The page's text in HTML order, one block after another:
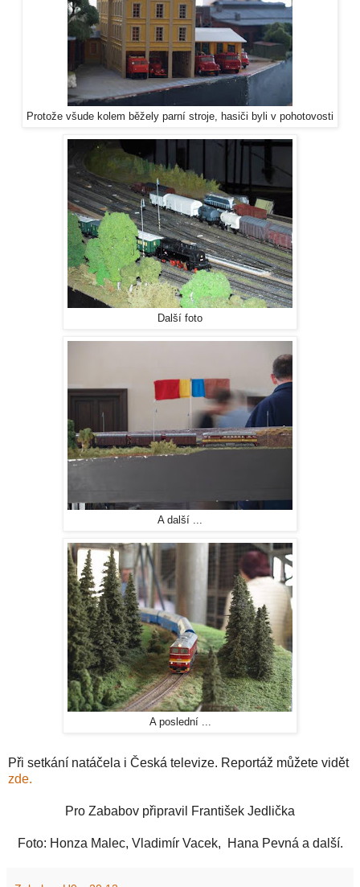
Protože všude kolem běžely parní stroje, hasiči byli v pohotovosti
Další foto
A další ...
A poslední ...
Při setkání natáčela i Česká televize. Reportáž můžete vidět
zde.
Pro Zababov připravil František Jedlička
Foto: Honza Malec, Vladimír Vacek, Hana Pevná a další.